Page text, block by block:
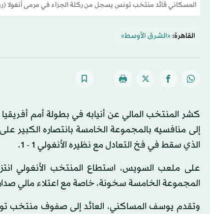
المسكاني قائد منتخب تونس يسجل من ركلة الجزاء في مرمى أنغولا
القاهرة: «الشرق الأوسط»
الذي سقط في فخ التعادل مع نظيره الأنغولي 1 - 1.
على ملعب السويس، استطاع المنتخب الأنغولي
المجموعة الخامسة سخونة، خاصة مع اعتلاء مالي